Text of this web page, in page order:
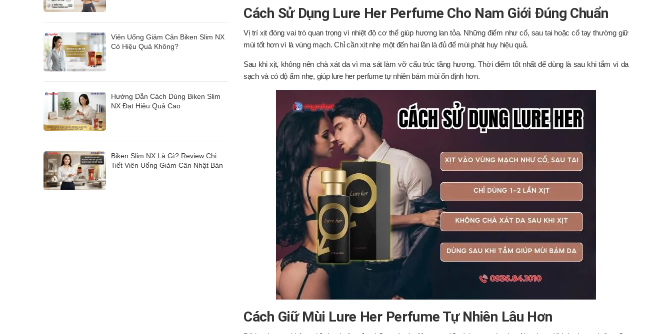
Cách Sử Dụng Lure Her Perfume Cho Nam Giới Đúng Chuẩn
Vị trí xịt đóng vai trò quan trọng vì nhiệt độ cơ thể giúp hương lan tỏa. Những điểm như cổ, sau tai hoặc cổ tay thường giữ
mùi tốt hơn vì là vùng mạch. Chỉ cần xịt nhẹ một đến hai lần là đủ để mùi phát huy hiệu quả.
Sau khi xịt, không nên chà xát da vì ma sát làm vỡ cấu trúc tầng hương. Thời điểm tốt nhất để dùng là sau khi tắm vì da
sạch và có độ ẩm nhẹ, giúp lure her perfume tự nhiên bám mùi ổn định hơn.
Cách Giữ Mùi Lure Her Perfume Tự Nhiên Lâu Hơn
Viên Uống Giảm Cân Biken Slim NX
Có Hiệu Quả Không?
Hướng Dẫn Cách Dùng Biken Slim
NX Đạt Hiệu Quả Cao
Biken Slim NX Là Gì? Review Chi
Tiết Viên Uống Giảm Cân Nhật Bản